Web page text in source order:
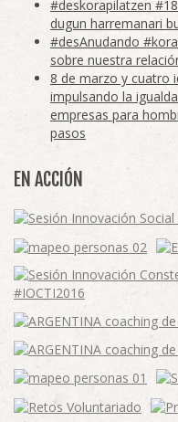
#deskorapilatzen
dugun harremanari
#desAnudando
sobre nuestra
8 de marzo y cuatro
impulsando la
empresas para
pasos
EN ACCIÓN